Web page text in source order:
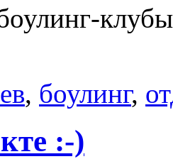
, боулинг,
:-)